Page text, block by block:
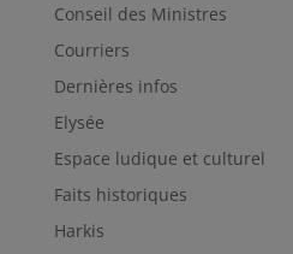
Conseil des Ministres
Courriers
Dernières infos
Elysée
Espace ludique et culturel
Faits historiques
Harkis